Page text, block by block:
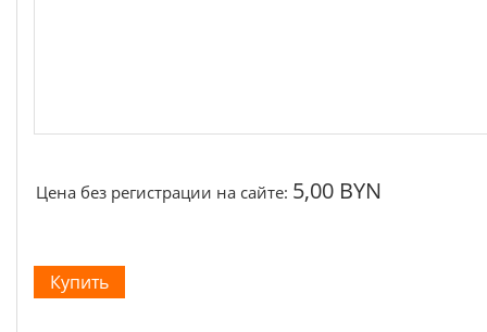
Цена без регистрации на сайте: 5,00 BYN